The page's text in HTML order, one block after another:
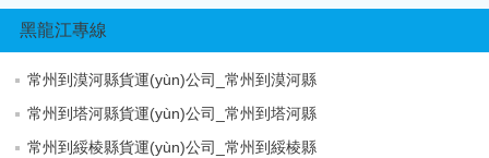
黑龍江專線
常州到漠河縣貨運(yùn)公司_常州到漠河縣
常州到塔河縣貨運(yùn)公司_常州到塔河縣
常州到綏棱縣貨運(yùn)公司_常州到綏棱縣